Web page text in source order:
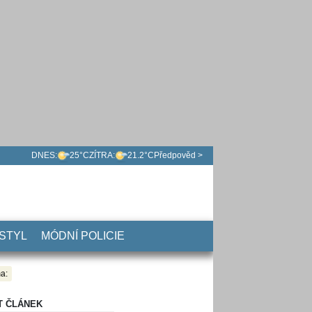
DNES: 25°CZÍTRA: 21.2°C Předpověd >
MÓDNÍ POLICIE
ČLÁNEK